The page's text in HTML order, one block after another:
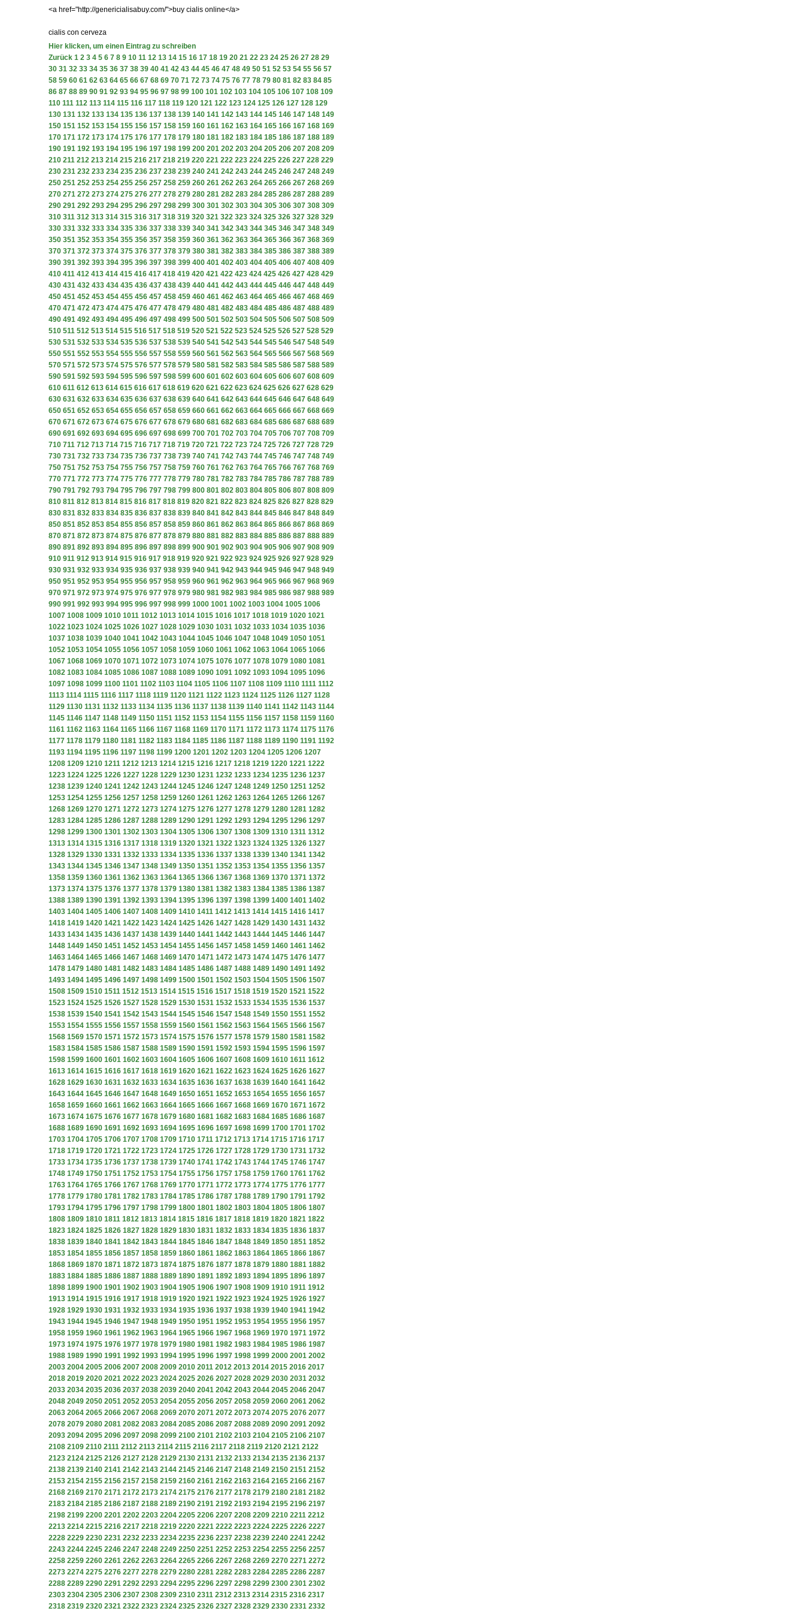
<a href="http://genericialisabuy.com/">buy cialis online</a>
cialis con cerveza
Hier klicken, um einen Eintrag zu schreiben
Zurück 1 2 3 4 5 6 7 8 9 10 11 12 13 14 15 16 17 18 19 20 21 22 23 24 25 26 27 28 29
30 31 32 33 34 35 36 37 38 39 40 41 42 43 44 45 46 47 48 49 50 51 52 53 54 55 56 57
58 59 60 61 62 63 64 65 66 67 68 69 70 71 72 73 74 75 76 77 78 79 80 81 82 83 84 85
86 87 88 89 90 91 92 93 94 95 96 97 98 99 100 101 102 103 104 105 106 107 108 109
110 111 112 113 114 115 116 117 118 119 120 121 122 123 124 125 126 127 128 129
130 131 132 133 134 135 136 137 138 139 140 141 142 143 144 145 146 147 148 149
150 151 152 153 154 155 156 157 158 159 160 161 162 163 164 165 166 167 168 169
170 171 172 173 174 175 176 177 178 179 180 181 182 183 184 185 186 187 188 189
190 191 192 193 194 195 196 197 198 199 200 201 202 203 204 205 206 207 208 209
210 211 212 213 214 215 216 217 218 219 220 221 222 223 224 225 226 227 228 229
230 231 232 233 234 235 236 237 238 239 240 241 242 243 244 245 246 247 248 249
250 251 252 253 254 255 256 257 258 259 260 261 262 263 264 265 266 267 268 269
270 271 272 273 274 275 276 277 278 279 280 281 282 283 284 285 286 287 288 289
290 291 292 293 294 295 296 297 298 299 300 301 302 303 304 305 306 307 308 309
310 311 312 313 314 315 316 317 318 319 320 321 322 323 324 325 326 327 328 329
330 331 332 333 334 335 336 337 338 339 340 341 342 343 344 345 346 347 348 349
350 351 352 353 354 355 356 357 358 359 360 361 362 363 364 365 366 367 368 369
370 371 372 373 374 375 376 377 378 379 380 381 382 383 384 385 386 387 388 389
390 391 392 393 394 395 396 397 398 399 400 401 402 403 404 405 406 407 408 409
410 411 412 413 414 415 416 417 418 419 420 421 422 423 424 425 426 427 428 429
430 431 432 433 434 435 436 437 438 439 440 441 442 443 444 445 446 447 448 449
450 451 452 453 454 455 456 457 458 459 460 461 462 463 464 465 466 467 468 469
470 471 472 473 474 475 476 477 478 479 480 481 482 483 484 485 486 487 488 489
490 491 492 493 494 495 496 497 498 499 500 501 502 503 504 505 506 507 508 509
510 511 512 513 514 515 516 517 518 519 520 521 522 523 524 525 526 527 528 529
530 531 532 533 534 535 536 537 538 539 540 541 542 543 544 545 546 547 548 549
550 551 552 553 554 555 556 557 558 559 560 561 562 563 564 565 566 567 568 569
570 571 572 573 574 575 576 577 578 579 580 581 582 583 584 585 586 587 588 589
590 591 592 593 594 595 596 597 598 599 600 601 602 603 604 605 606 607 608 609
610 611 612 613 614 615 616 617 618 619 620 621 622 623 624 625 626 627 628 629
630 631 632 633 634 635 636 637 638 639 640 641 642 643 644 645 646 647 648 649
650 651 652 653 654 655 656 657 658 659 660 661 662 663 664 665 666 667 668 669
670 671 672 673 674 675 676 677 678 679 680 681 682 683 684 685 686 687 688 689
690 691 692 693 694 695 696 697 698 699 700 701 702 703 704 705 706 707 708 709
710 711 712 713 714 715 716 717 718 719 720 721 722 723 724 725 726 727 728 729
730 731 732 733 734 735 736 737 738 739 740 741 742 743 744 745 746 747 748 749
750 751 752 753 754 755 756 757 758 759 760 761 762 763 764 765 766 767 768 769
770 771 772 773 774 775 776 777 778 779 780 781 782 783 784 785 786 787 788 789
790 791 792 793 794 795 796 797 798 799 800 801 802 803 804 805 806 807 808 809
810 811 812 813 814 815 816 817 818 819 820 821 822 823 824 825 826 827 828 829
830 831 832 833 834 835 836 837 838 839 840 841 842 843 844 845 846 847 848 849
850 851 852 853 854 855 856 857 858 859 860 861 862 863 864 865 866 867 868 869
870 871 872 873 874 875 876 877 878 879 880 881 882 883 884 885 886 887 888 889
890 891 892 893 894 895 896 897 898 899 900 901 902 903 904 905 906 907 908 909
910 911 912 913 914 915 916 917 918 919 920 921 922 923 924 925 926 927 928 929
930 931 932 933 934 935 936 937 938 939 940 941 942 943 944 945 946 947 948 949
950 951 952 953 954 955 956 957 958 959 960 961 962 963 964 965 966 967 968 969
970 971 972 973 974 975 976 977 978 979 980 981 982 983 984 985 986 987 988 989
990 991 992 993 994 995 996 997 998 999 1000 1001 1002 1003 1004 1005 1006
1007 1008 1009 1010 1011 1012 1013 1014 1015 1016 1017 1018 1019 1020 1021
1022 1023 1024 1025 1026 1027 1028 1029 1030 1031 1032 1033 1034 1035 1036
1037 1038 1039 1040 1041 1042 1043 1044 1045 1046 1047 1048 1049 1050 1051
1052 1053 1054 1055 1056 1057 1058 1059 1060 1061 1062 1063 1064 1065 1066
1067 1068 1069 1070 1071 1072 1073 1074 1075 1076 1077 1078 1079 1080 1081
1082 1083 1084 1085 1086 1087 1088 1089 1090 1091 1092 1093 1094 1095 1096
1097 1098 1099 1100 1101 1102 1103 1104 1105 1106 1107 1108 1109 1110 1111 1112
1113 1114 1115 1116 1117 1118 1119 1120 1121 1122 1123 1124 1125 1126 1127 1128
1129 1130 1131 1132 1133 1134 1135 1136 1137 1138 1139 1140 1141 1142 1143 1144
1145 1146 1147 1148 1149 1150 1151 1152 1153 1154 1155 1156 1157 1158 1159 1160
1161 1162 1163 1164 1165 1166 1167 1168 1169 1170 1171 1172 1173 1174 1175 1176
1177 1178 1179 1180 1181 1182 1183 1184 1185 1186 1187 1188 1189 1190 1191 1192
1193 1194 1195 1196 1197 1198 1199 1200 1201 1202 1203 1204 1205 1206 1207
1208 1209 1210 1211 1212 1213 1214 1215 1216 1217 1218 1219 1220 1221 1222
1223 1224 1225 1226 1227 1228 1229 1230 1231 1232 1233 1234 1235 1236 1237
1238 1239 1240 1241 1242 1243 1244 1245 1246 1247 1248 1249 1250 1251 1252
1253 1254 1255 1256 1257 1258 1259 1260 1261 1262 1263 1264 1265 1266 1267
1268 1269 1270 1271 1272 1273 1274 1275 1276 1277 1278 1279 1280 1281 1282
1283 1284 1285 1286 1287 1288 1289 1290 1291 1292 1293 1294 1295 1296 1297
1298 1299 1300 1301 1302 1303 1304 1305 1306 1307 1308 1309 1310 1311 1312
1313 1314 1315 1316 1317 1318 1319 1320 1321 1322 1323 1324 1325 1326 1327
1328 1329 1330 1331 1332 1333 1334 1335 1336 1337 1338 1339 1340 1341 1342
1343 1344 1345 1346 1347 1348 1349 1350 1351 1352 1353 1354 1355 1356 1357
1358 1359 1360 1361 1362 1363 1364 1365 1366 1367 1368 1369 1370 1371 1372
1373 1374 1375 1376 1377 1378 1379 1380 1381 1382 1383 1384 1385 1386 1387
1388 1389 1390 1391 1392 1393 1394 1395 1396 1397 1398 1399 1400 1401 1402
1403 1404 1405 1406 1407 1408 1409 1410 1411 1412 1413 1414 1415 1416 1417
1418 1419 1420 1421 1422 1423 1424 1425 1426 1427 1428 1429 1430 1431 1432
1433 1434 1435 1436 1437 1438 1439 1440 1441 1442 1443 1444 1445 1446 1447
1448 1449 1450 1451 1452 1453 1454 1455 1456 1457 1458 1459 1460 1461 1462
1463 1464 1465 1466 1467 1468 1469 1470 1471 1472 1473 1474 1475 1476 1477
1478 1479 1480 1481 1482 1483 1484 1485 1486 1487 1488 1489 1490 1491 1492
1493 1494 1495 1496 1497 1498 1499 1500 1501 1502 1503 1504 1505 1506 1507
1508 1509 1510 1511 1512 1513 1514 1515 1516 1517 1518 1519 1520 1521 1522
1523 1524 1525 1526 1527 1528 1529 1530 1531 1532 1533 1534 1535 1536 1537
1538 1539 1540 1541 1542 1543 1544 1545 1546 1547 1548 1549 1550 1551 1552
1553 1554 1555 1556 1557 1558 1559 1560 1561 1562 1563 1564 1565 1566 1567
1568 1569 1570 1571 1572 1573 1574 1575 1576 1577 1578 1579 1580 1581 1582
1583 1584 1585 1586 1587 1588 1589 1590 1591 1592 1593 1594 1595 1596 1597
1598 1599 1600 1601 1602 1603 1604 1605 1606 1607 1608 1609 1610 1611 1612
1613 1614 1615 1616 1617 1618 1619 1620 1621 1622 1623 1624 1625 1626 1627
1628 1629 1630 1631 1632 1633 1634 1635 1636 1637 1638 1639 1640 1641 1642
1643 1644 1645 1646 1647 1648 1649 1650 1651 1652 1653 1654 1655 1656 1657
1658 1659 1660 1661 1662 1663 1664 1665 1666 1667 1668 1669 1670 1671 1672
1673 1674 1675 1676 1677 1678 1679 1680 1681 1682 1683 1684 1685 1686 1687
1688 1689 1690 1691 1692 1693 1694 1695 1696 1697 1698 1699 1700 1701 1702
1703 1704 1705 1706 1707 1708 1709 1710 1711 1712 1713 1714 1715 1716 1717
1718 1719 1720 1721 1722 1723 1724 1725 1726 1727 1728 1729 1730 1731 1732
1733 1734 1735 1736 1737 1738 1739 1740 1741 1742 1743 1744 1745 1746 1747
1748 1749 1750 1751 1752 1753 1754 1755 1756 1757 1758 1759 1760 1761 1762
1763 1764 1765 1766 1767 1768 1769 1770 1771 1772 1773 1774 1775 1776 1777
1778 1779 1780 1781 1782 1783 1784 1785 1786 1787 1788 1789 1790 1791 1792
1793 1794 1795 1796 1797 1798 1799 1800 1801 1802 1803 1804 1805 1806 1807
1808 1809 1810 1811 1812 1813 1814 1815 1816 1817 1818 1819 1820 1821 1822
1823 1824 1825 1826 1827 1828 1829 1830 1831 1832 1833 1834 1835 1836 1837
1838 1839 1840 1841 1842 1843 1844 1845 1846 1847 1848 1849 1850 1851 1852
1853 1854 1855 1856 1857 1858 1859 1860 1861 1862 1863 1864 1865 1866 1867
1868 1869 1870 1871 1872 1873 1874 1875 1876 1877 1878 1879 1880 1881 1882
1883 1884 1885 1886 1887 1888 1889 1890 1891 1892 1893 1894 1895 1896 1897
1898 1899 1900 1901 1902 1903 1904 1905 1906 1907 1908 1909 1910 1911 1912
1913 1914 1915 1916 1917 1918 1919 1920 1921 1922 1923 1924 1925 1926 1927
1928 1929 1930 1931 1932 1933 1934 1935 1936 1937 1938 1939 1940 1941 1942
1943 1944 1945 1946 1947 1948 1949 1950 1951 1952 1953 1954 1955 1956 1957
1958 1959 1960 1961 1962 1963 1964 1965 1966 1967 1968 1969 1970 1971 1972
1973 1974 1975 1976 1977 1978 1979 1980 1981 1982 1983 1984 1985 1986 1987
1988 1989 1990 1991 1992 1993 1994 1995 1996 1997 1998 1999 2000 2001 2002
2003 2004 2005 2006 2007 2008 2009 2010 2011 2012 2013 2014 2015 2016 2017
2018 2019 2020 2021 2022 2023 2024 2025 2026 2027 2028 2029 2030 2031 2032
2033 2034 2035 2036 2037 2038 2039 2040 2041 2042 2043 2044 2045 2046 2047
2048 2049 2050 2051 2052 2053 2054 2055 2056 2057 2058 2059 2060 2061 2062
2063 2064 2065 2066 2067 2068 2069 2070 2071 2072 2073 2074 2075 2076 2077
2078 2079 2080 2081 2082 2083 2084 2085 2086 2087 2088 2089 2090 2091 2092
2093 2094 2095 2096 2097 2098 2099 2100 2101 2102 2103 2104 2105 2106 2107
2108 2109 2110 2111 2112 2113 2114 2115 2116 2117 2118 2119 2120 2121 2122
2123 2124 2125 2126 2127 2128 2129 2130 2131 2132 2133 2134 2135 2136 2137
2138 2139 2140 2141 2142 2143 2144 2145 2146 2147 2148 2149 2150 2151 2152
2153 2154 2155 2156 2157 2158 2159 2160 2161 2162 2163 2164 2165 2166 2167
2168 2169 2170 2171 2172 2173 2174 2175 2176 2177 2178 2179 2180 2181 2182
2183 2184 2185 2186 2187 2188 2189 2190 2191 2192 2193 2194 2195 2196 2197
2198 2199 2200 2201 2202 2203 2204 2205 2206 2207 2208 2209 2210 2211 2212
2213 2214 2215 2216 2217 2218 2219 2220 2221 2222 2223 2224 2225 2226 2227
2228 2229 2230 2231 2232 2233 2234 2235 2236 2237 2238 2239 2240 2241 2242
2243 2244 2245 2246 2247 2248 2249 2250 2251 2252 2253 2254 2255 2256 2257
2258 2259 2260 2261 2262 2263 2264 2265 2266 2267 2268 2269 2270 2271 2272
2273 2274 2275 2276 2277 2278 2279 2280 2281 2282 2283 2284 2285 2286 2287
2288 2289 2290 2291 2292 2293 2294 2295 2296 2297 2298 2299 2300 2301 2302
2303 2304 2305 2306 2307 2308 2309 2310 2311 2312 2313 2314 2315 2316 2317
2318 2319 2320 2321 2322 2323 2324 2325 2326 2327 2328 2329 2330 2331 2332